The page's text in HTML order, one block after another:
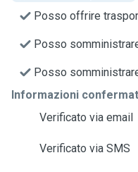
Posso offrire
Posso
Posso
Informazioni
Verificato via email
Verificato via SMS